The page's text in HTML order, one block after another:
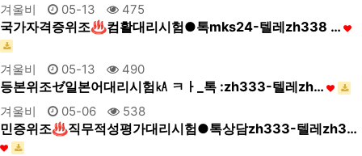
겨울비 05-13 475
국가자격증위조♨컴활대리시험●톡mks24-텔레zh338 …
겨울비 05-13 490
등본위조ゼ일본어대리시험㎄ ㅋㅏ_톡 :zh333-텔레zh…
겨울비 05-06 538
민증위조♨직무적성평가대리시험●톡상담zh333-텔레zh3…